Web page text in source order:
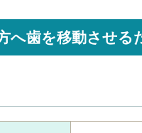
へ歯を移動させる